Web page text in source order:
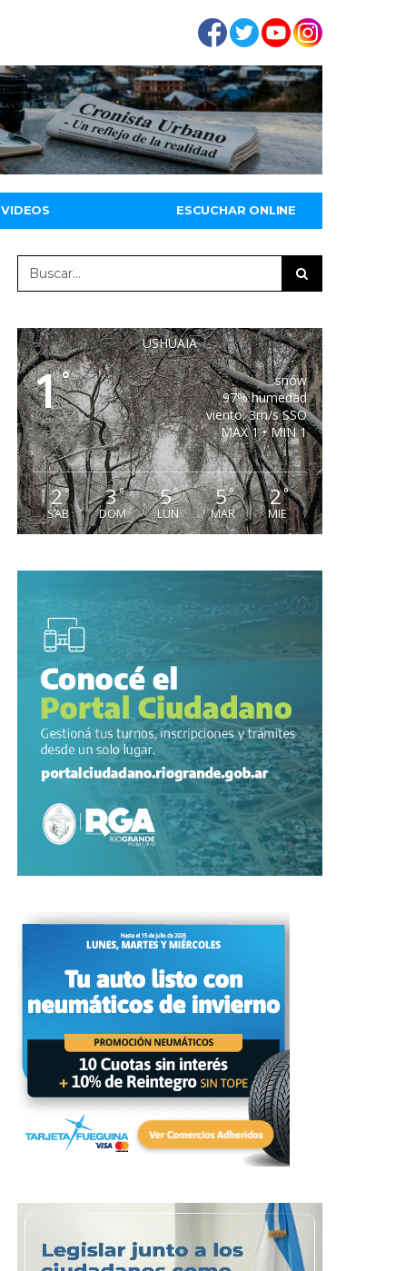
VIDEOS ESCUCHAR ONLINE
USHUAIA
1°
snow
97% humedad
viento: 3m/s SSO
MAX 1 • MIN 1
2°
SAB
3°
DOM
5°
LUN
5°
MAR
2°
MIE